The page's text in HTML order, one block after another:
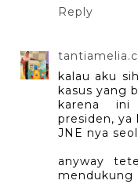
Reply
kalau aku
kasus yang
karena ini
presiden, ya
JNE nya
anyway
mendukung